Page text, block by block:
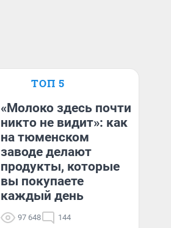
ТОП 5
«Молоко здесь почти
никто не видит»: как
на тюменском
заводе делают
продукты, которые
вы покупаете
каждый день
97 648 144